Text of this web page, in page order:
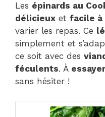
Les épinards au
délicieux et facile à
varier les repas. Ce
simplement et
ce soit avec des
féculents. À essayer
sans hésiter !